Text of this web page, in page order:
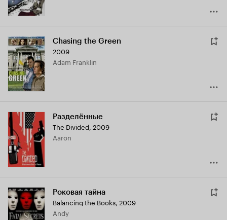
Chasing the Green
2009
Adam Franklin
Разделённые
The Divided, 2009
Aaron
Роковая тайна
Balancing the Books, 2009
Andy